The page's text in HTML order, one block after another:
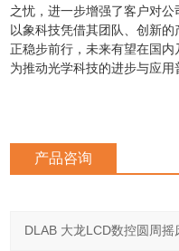
之忧，进一步增强了客户对公
以象科技凭借其团队、创新
正稳步前行，未来有望在国
为推动光学科技的进步与应用
产品咨询